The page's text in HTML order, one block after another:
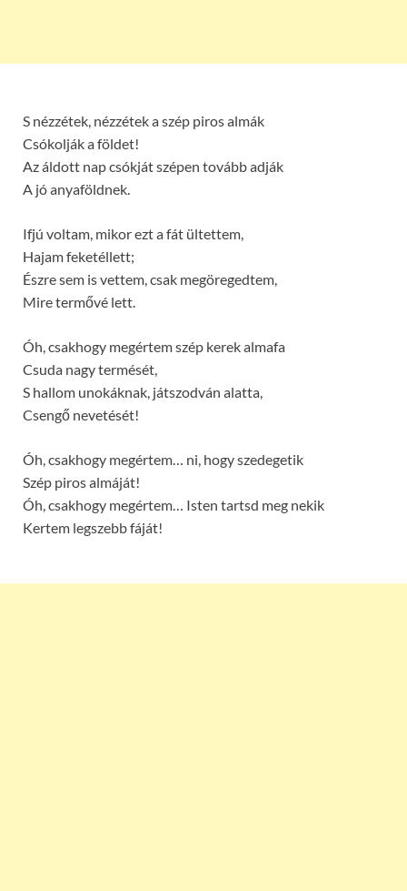
S nézzétek, nézzétek a szép piros almák
Csókolják a földet!
Az áldott nap csókját szépen tovább adják
A jó anyaföldnek.
Ifjú voltam, mikor ezt a fát ültettem,
Hajam feketéllett;
Észre sem is vettem, csak megöregedtem,
Mire termővé lett.
Óh, csakhogy megértem szép kerek almafa
Csuda nagy termését,
S hallom unokáknak, játszodván alatta,
Csengő nevetését!
Óh, csakhogy megértem… ni, hogy szedegetik
Szép piros almáját!
Óh, csakhogy megértem… Isten tartsd meg nekik
Kertem legszebb fáját!